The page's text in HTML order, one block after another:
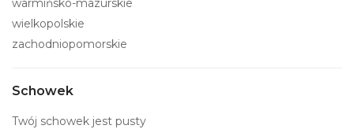
warmińsko-mazurskie
wielkopolskie
zachodniopomorskie
Schowek
Twój schowek jest pusty